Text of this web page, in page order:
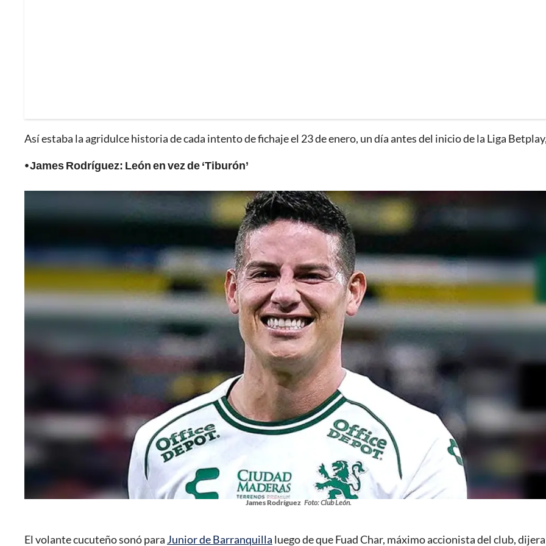
Así estaba la agridulce historia de cada intento de fichaje el 23 de enero, un día antes del inicio de la Liga
⦁ James Rodríguez: León en vez de ‘Tiburón’
James Rodríguez Foto: Club León.
El volante cucuteño sonó para Junior de Barranquilla luego de que Fuad Char, máximo accionista del club,